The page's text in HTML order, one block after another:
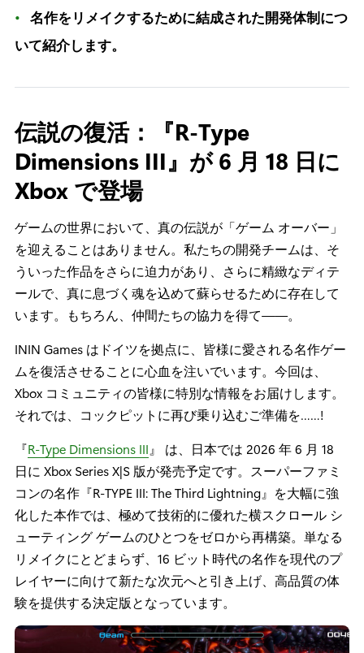
名作をリメイクするために結成された開発体制につ
いて紹介します。
伝説の復活：『R-Type
Dimensions III』が 6 月 18 日に
Xbox で登場
ゲームの世界において、真の伝説が「ゲーム オーバー」
を迎えることはありません。私たちの開発チームは、そ
ういった作品をさらに迫力があり、さらに精緻なディテ
ールで、真に息づく魂を込めて蘇らせるために存在して
います。もちろん、仲間たちの協力を得て――。
ININ Games はドイツを拠点に、皆様に愛される名作ゲー
ムを復活させることに心血を注いでいます。今回は、
Xbox コミュニティの皆様に特別な情報をお届けします。
それでは、コックピットに再び乗り込むご準備を……!
『R-Type Dimensions III 』 は、日本では 2026 年 6 月 18
日に Xbox Series X|S 版が発売予定です。スーパーファミ
コンの名作『R-TYPE III: The Third Lightning』を大幅に強
化した本作では、極めて技術的に優れた横スクロール シ
ューティング ゲームのひとつをゼロから再構築。単なる
リメイクにとどまらず、16 ビット時代の名作を現代のプ
レイヤーに向けて新たな次元へと引き上げ、高品質の体
験を提供する決定版となっています。